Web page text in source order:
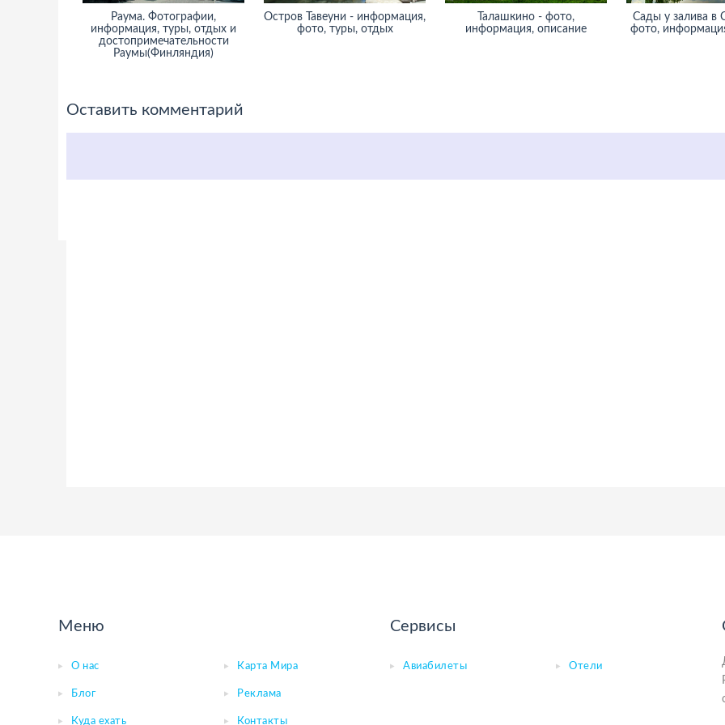
Раума. Фотографии,
информация, туры, отдых и
достопримечательности
Раумы(Финляндия)
Остров Тавеуни - информация,
фото, туры, отдых
Талашкино - фото,
информация, описание
Сады у залива в
фото,
Оставить комментарий
Меню
О нас Карта Мира
Блог Реклама
Куда ехать Контакты
Сервисы
Авиабилеты Отели